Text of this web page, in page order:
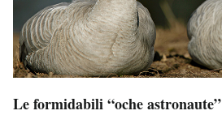
Le formidabili “oche astronaute”